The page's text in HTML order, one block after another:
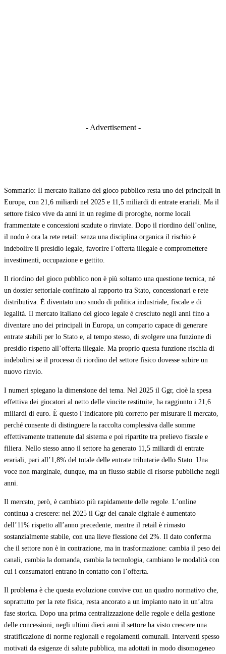
- Advertisement -
Sommario: Il mercato italiano del gioco pubblico resta uno dei principali in
Europa, con 21,6 miliardi nel 2025 e 11,5 miliardi di entrate erariali. Ma il
settore fisico vive da anni in un regime di proroghe, norme locali
frammentate e concessioni scadute o rinviate. Dopo il riordino dell’online,
il nodo è ora la rete retail: senza una disciplina organica il rischio è
indebolire il presidio legale, favorire l’offerta illegale e compromettere
investimenti, occupazione e gettito.
Il riordino del gioco pubblico non è più soltanto una questione tecnica, né
un dossier settoriale confinato al rapporto tra Stato, concessionari e rete
distributiva. È diventato uno snodo di politica industriale, fiscale e di
legalità. Il mercato italiano del gioco legale è cresciuto negli anni fino a
diventare uno dei principali in Europa, un comparto capace di generare
entrate stabili per lo Stato e, al tempo stesso, di svolgere una funzione di
presidio rispetto all’offerta illegale. Ma proprio questa funzione rischia di
indebolirsi se il processo di riordino del settore fisico dovesse subire un
nuovo rinvio.
I numeri spiegano la dimensione del tema. Nel 2025 il Ggr, cioè la spesa
effettiva dei giocatori al netto delle vincite restituite, ha raggiunto i 21,6
miliardi di euro. È questo l’indicatore più corretto per misurare il mercato,
perché consente di distinguere la raccolta complessiva dalle somme
effettivamente trattenute dal sistema e poi ripartite tra prelievo fiscale e
filiera. Nello stesso anno il settore ha generato 11,5 miliardi di entrate
erariali, pari all’1,8% del totale delle entrate tributarie dello Stato. Una
voce non marginale, dunque, ma un flusso stabile di risorse pubbliche negli
anni.
Il mercato, però, è cambiato più rapidamente delle regole. L’online
continua a crescere: nel 2025 il Ggr del canale digitale è aumentato
dell’11% rispetto all’anno precedente, mentre il retail è rimasto
sostanzialmente stabile, con una lieve flessione del 2%. Il dato conferma
che il settore non è in contrazione, ma in trasformazione: cambia il peso dei
canali, cambia la domanda, cambia la tecnologia, cambiano le modalità con
cui i consumatori entrano in contatto con l’offerta.
Il problema è che questa evoluzione convive con un quadro normativo che,
soprattutto per la rete fisica, resta ancorato a un impianto nato in un’altra
fase storica. Dopo una prima centralizzazione delle regole e della gestione
delle concessioni, negli ultimi dieci anni il settore ha visto crescere una
stratificazione di norme regionali e regolamenti comunali. Interventi spesso
motivati da esigenze di salute pubblica, ma adottati in modo disomogeneo